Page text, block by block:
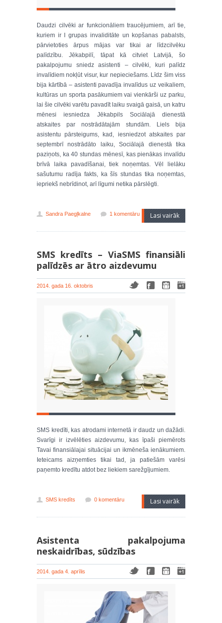
Daudzi cilvēki ar funkcionāliem traucējumiem, arī tie,
kuriem ir I grupas invaliditāte un kopšanas pabalsts,
pārvietoties ārpus mājas var tikai ar līdzcilvēku
palīdzību. Jēkabpilī, tāpat kā citviet Latvijā, šo
pakalpojumu sniedz asistenti – cilvēki, kuri palīdz
invalīdiem nokļūt visur, kur nepieciešams. Līdz šim viss
bija kārtībā – asistenti pavadīja invalīdus uz veikaliem,
kultūras un sporta pasākumiem vai vienkārši uz parku,
lai šie cilvēki varētu pavadīt laiku svaigā gaisā, un katru
mēnesi iesniedza Jēkabpils Sociālajā dienestā
atskaites par nostrādātajām stundām. Liels bija
asistentu pārsteigums, kad, iesniedzot atskaites par
septembrī nostrādāto laiku, Sociālajā dienestā tika
paziņots, ka 40 stundas mēnesī, kas pienākas invalīdu
brīvā laika pavadīšanai, tiek noņemtas. Vēl lielāku
sašutumu radīja fakts, ka šīs stundas tika noņemtas,
iepriekš nebrīdinot, arī līgumi netika pārslēgti.
Sandra Paegļkalne 1 komentāru Lasi vairāk
SMS kredīts – ViaSMS finansiāli
palīdzēs ar ātro aizdevumu
2014. gada 16. oktobris
SMS kredīti, kas atrodami internetā ir daudz un dažādi.
Svarīgi ir izvēlēties aizdevumu, kas īpaši piemērots
Tavai finansiālajai situācijai un ikmēneša ienākumiem.
Ieteicams aizņemties tikai tad, ja patiešām varēsi
paņemto kredītu atdot bez liekiem sarežgījumiem.
SMS kredīts 0 komentāru Lasi vairāk
Asistenta pakalpojuma
neskaidrības, sūdzības
2014. gada 4. aprīlis